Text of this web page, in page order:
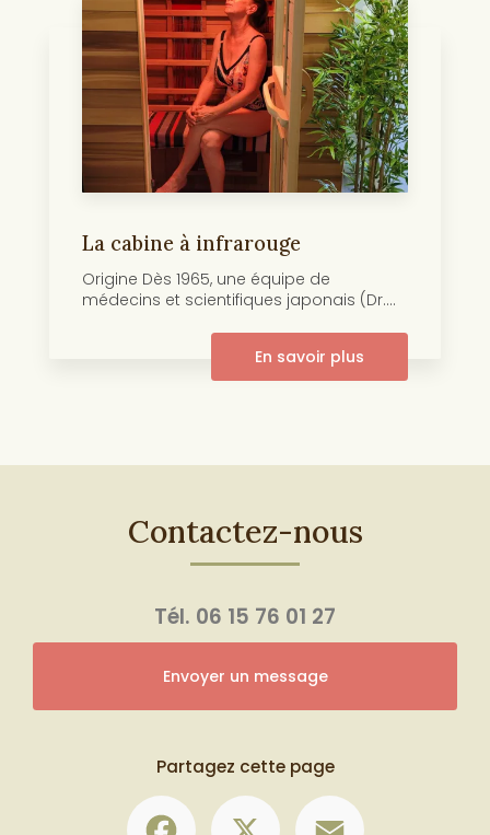
La cabine à infrarouge
Origine Dès 1965, une équipe de
médecins et scientifiques japonais (Dr....
En savoir plus
Contactez-nous
Tél. 06 15 76 01 27
Envoyer un message
Partagez cette page
Facebook